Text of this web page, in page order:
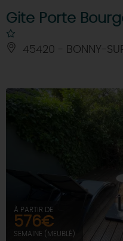
Gite Porte
45420 - BONNY-
À PARTIR DE
576€
SEMAINE (MEUBLÉ)